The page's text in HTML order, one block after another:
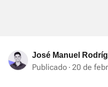
José Manuel
Publicado 20 de